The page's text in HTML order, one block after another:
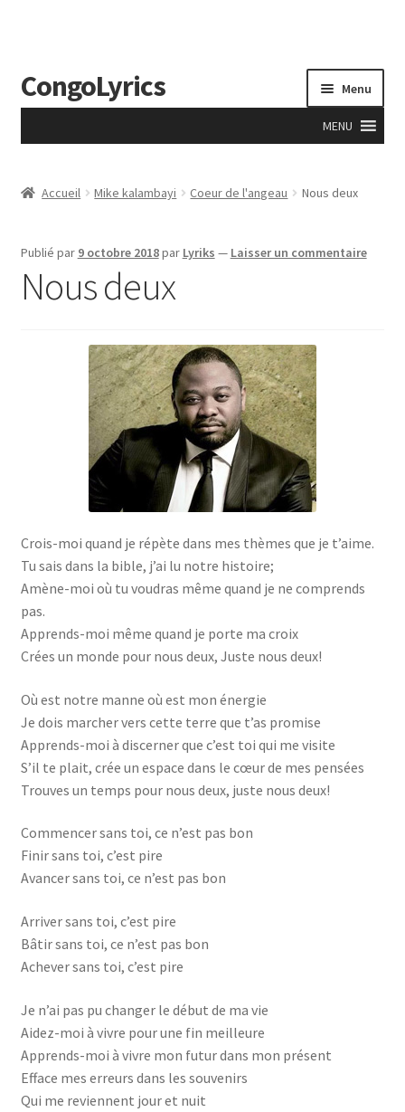
Aller
à
navigation
Aller
au
CongoLyrics Menu
MENU
Accueil
Apprentissage
cabinet gestion hopital
demande de pub
Facturation de séjour
formulaire des stagiaires
FORUM
Forum
Gaz mawete
Gestion de Mariage
Hotel
Innoss’B
inscription des etudiants
Inscription élève
Accueil Mike kalambayi Coeur de l'angeau Nous deux
Publié par 9 octobre 2018par Lyriks — Laisser un commentaire
Nous deux
Crois-moi quand je répète dans mes thèmes que je t’aime.
Tu sais dans la bible, j’ai lu notre histoire;
Amène-moi où tu voudras même quand je ne comprends
pas.
Apprends-moi même quand je porte ma croix
Crées un monde pour nous deux, Juste nous deux!
Où est notre manne où est mon énergie
Je dois marcher vers cette terre que t’as promise
Apprends-moi à discerner que c’est toi qui me visite
S’il te plait, crée un espace dans le cœur de mes pensées
Trouves un temps pour nous deux, juste nous deux!
Commencer sans toi, ce n’est pas bon
Finir sans toi, c’est pire
Avancer sans toi, ce n’est pas bon
Arriver sans toi, c’est pire
Bâtir sans toi, ce n’est pas bon
Achever sans toi, c’est pire
Je n’ai pas pu changer le début de ma vie
Aidez-moi à vivre pour une fin meilleure
Apprends-moi à vivre mon futur dans mon présent
Efface mes erreurs dans les souvenirs
Qui me reviennent jour et nuit